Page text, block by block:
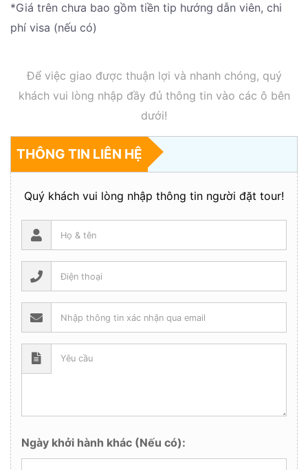
*Giá trên chưa bao gồm tiền tip hướng dẫn viên, chi
phí visa (nếu có)
Để việc giao được thuận lợi và nhanh chóng, quý
khách vui lòng nhập đầy đủ thông tin vào các ô bên
dưới!
THÔNG TIN LIÊN HỆ
Quý khách vui lòng nhập thông tin người đặt tour!
Ngày khởi hành khác (Nếu có):